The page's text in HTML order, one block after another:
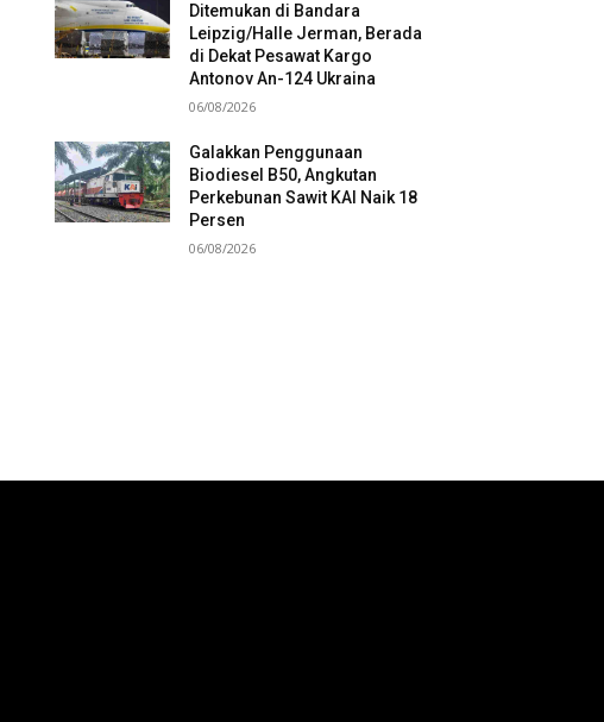
Ditemukan di Bandara
Leipzig/Halle Jerman, Berada
di Dekat Pesawat Kargo
Antonov An-124 Ukraina
06/08/2026
Galakkan Penggunaan
Biodiesel B50, Angkutan
Perkebunan Sawit KAI Naik 18
Persen
06/08/2026